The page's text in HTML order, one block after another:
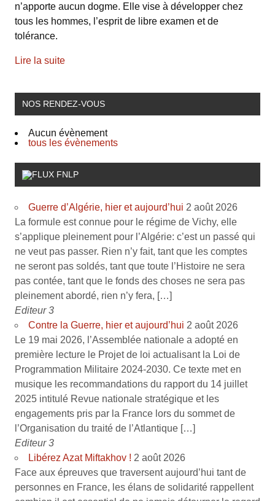
n’apporte aucun dogme. Elle vise à développer chez
tous les hommes, l’esprit de libre examen et de
tolérance.
Lire la suite
NOS RENDEZ-VOUS
Aucun évènement
tous les évènements
FNLP
Guerre d’Algérie, hier et aujourd’hui 2 août 2026
La formule est connue pour le régime de Vichy, elle
s’applique pleinement pour l’Algérie: c’est un passé qui
ne veut pas passer. Rien n’y fait, tant que les comptes
ne seront pas soldés, tant que toute l’Histoire ne sera
pas contée, tant que le fonds des choses ne sera pas
pleinement abordé, rien n’y fera, […]
Editeur 3
Contre la Guerre, hier et aujourd’hui 2 août 2026
Le 19 mai 2026, l’Assemblée nationale a adopté en
première lecture le Projet de loi actualisant la Loi de
Programmation Militaire 2024-2030. Ce texte met en
musique les recommandations du rapport du 14 juillet
2025 intitulé Revue nationale stratégique et les
engagements pris par la France lors du sommet de
l’Organisation du traité de l’Atlantique […]
Editeur 3
Libérez Azat Miftakhov ! 2 août 2026
Face aux épreuves que traversent aujourd’hui tant de
personnes en France, les élans de solidarité rappellent